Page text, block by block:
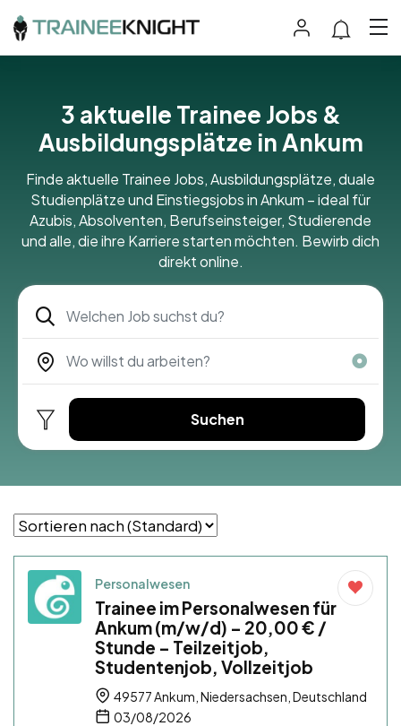
3 aktuelle Trainee Jobs &
Ausbildungsplätze in Ankum
Finde aktuelle Trainee Jobs, Ausbildungsplätze, duale
Studienplätze und Einstiegsjobs in Ankum – ideal für
Azubis, Absolventen, Berufseinsteiger, Studierende
und alle, die ihre Karriere starten möchten. Bewirb dich
direkt online.
Suchen
Personalwesen
Trainee im Personalwesen für
Ankum (m/w/d) – 20,00 € /
Stunde – Teilzeitjob,
Studentenjob, Vollzeitjob
49577 Ankum, Niedersachsen, Deutschland
03/08/2026